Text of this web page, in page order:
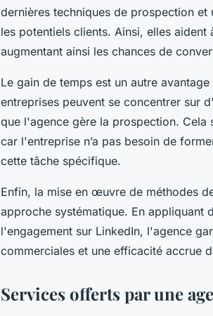
dernières techniques de prospection
les potentiels clients. Ainsi, elles
augmentant ainsi les chances de
Le gain de temps est un autre
entreprises peuvent se concentrer sur
que l'agence gère la prospection. Cela
car l'entreprise n’a pas besoin de
cette tâche spécifique.
Enfin, la mise en œuvre de méthodes
approche systématique. En appliquant
l'engagement sur LinkedIn, l'agence
commerciales et une efficacité accrue
Services offerts par une